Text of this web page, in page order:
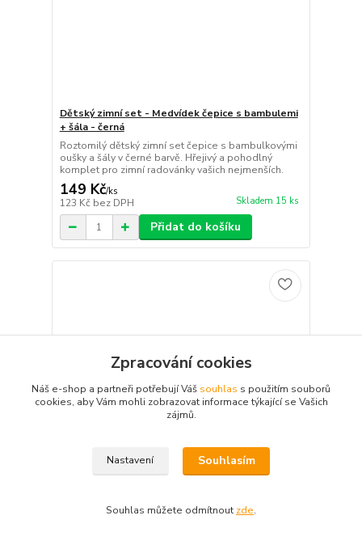
Dětský zimní set - Medvídek čepice s bambulemi
+ šála - černá
Roztomilý dětský zimní set čepice s bambulkovými
oušky a šály v černé barvě. Hřejivý a pohodlný
komplet pro zimní radovánky vašich nejmenších.
149 Kč/ks
123 Kč bez DPH Skladem 15 ks
Přidat do košíku
Dětský zimní set - Medvídek čepice s bambulemi
Zpracování cookies
Náš e-shop a partneři potřebují Váš souhlas s použitím souborů
cookies, aby Vám mohli zobrazovat informace týkající se Vašich
zájmů.
Nastavení Souhlasím
Souhlas můžete odmítnout zde.